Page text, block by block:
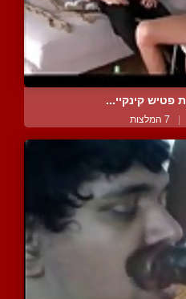
פטיש קינקיי...
| 7 המלצות